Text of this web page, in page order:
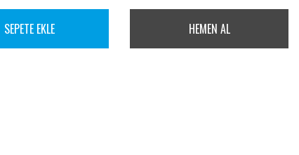
SEPETE EKLE HEMEN AL